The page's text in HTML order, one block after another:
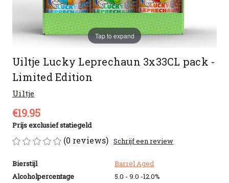
Tap to expand
Uiltje Lucky Leprechaun 3x33CL pack -
Limited Edition
Uiltje
€19.95
Prijs exclusief statiegeld
(0 reviews) Schrijf een review
Bierstijl
Barrel Aged
Alcoholpercentage
5.0 - 9.0 -12.0%